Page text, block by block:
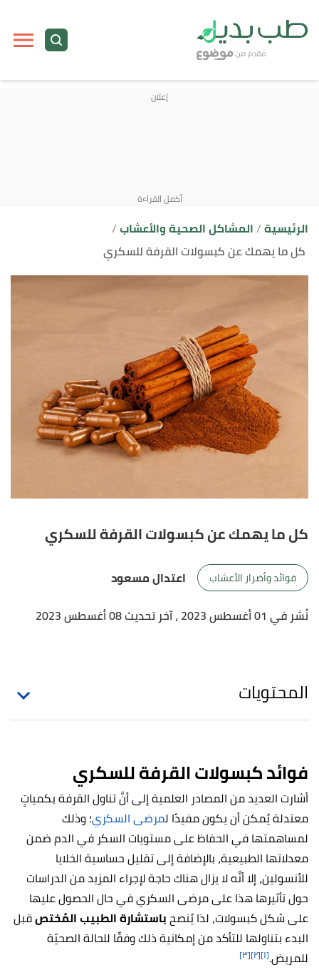
الرئيسية المشاكل الصحية والأعشاب
كل ما يهمك عن كبسولات القرفة للسكري
كل ما يهمك عن كبسولات القرفة للسكري
فوائد وأضرار الأعشاب
اعتدال مسعود
نُشر في 01 أغسطس 2023
، آخر تحديث 08 أغسطس 2023
المحتويات
فوائد كبسولات القرفة للسكري
أشارت العديد من المصادر العلمية إلى أنَّ تناول القرفة بكمياتٍ
معتدلة يُمكن أن يكون مفيدًا لمرضى السكري؛ وذلك
لمساهمتها في الحفاظ على مستويات السكر في الدم ضمن
معدلاتها الطبيعية، بالإضافة إلى تقليل حساسية الخلايا
للأنسولين، إلا أنَّه لا يزال هناك حاجة لإجراء المزيد من الدراسات
حول تأثيرها هذا على مرضى السكري في حال الحصول عليها
على شكل كبسولات، لذا يُنصحباستشارة الطبيب المُختصقبل
البدء بتناولها للتأكد من إمكانية ذلك وفقًا للحالة الصحيّة
للمريض.[١] [٢] [٣]